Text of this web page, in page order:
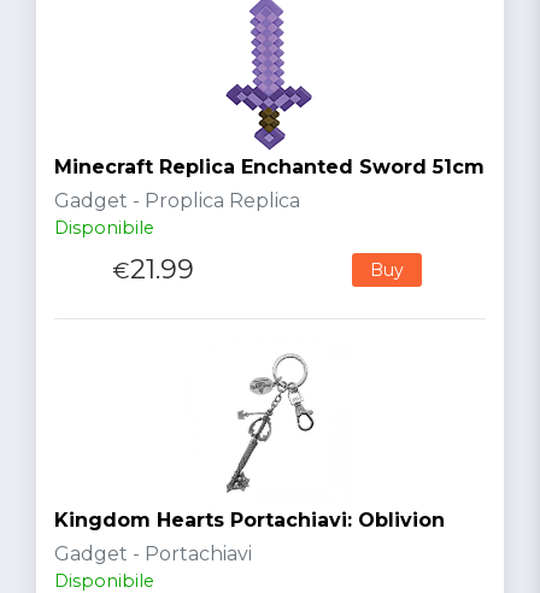
Minecraft Replica Enchanted Sword 51cm
Gadget - Proplica Replica
Disponibile
€21.99 Buy
Kingdom Hearts Portachiavi: Oblivion
Gadget - Portachiavi
Disponibile